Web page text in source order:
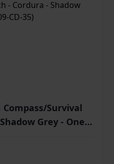
Compass/Survival
Grey - One